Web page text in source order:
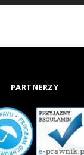
PARTNERZY